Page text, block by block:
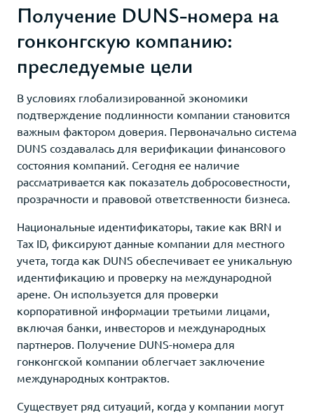
Получение DUNS-номера на
гонконгскую компанию:
преследуемые цели
В условиях глобализированной экономики
подтверждение подлинности компании становится
важным фактором доверия. Первоначально система
DUNS создавалась для верификации финансового
состояния компаний. Сегодня ее наличие
рассматривается как показатель добросовестности,
прозрачности и правовой ответственности бизнеса.
Национальные идентификаторы, такие как BRN и
Tax ID, фиксируют данные компании для местного
учета, тогда как DUNS обеспечивает ее уникальную
идентификацию и проверку на международной
арене. Он используется для проверки
корпоративной информации третьими лицами,
включая банки, инвесторов и международных
партнеров. Получение DUNS-номера для
гонконгской компании облегчает заключение
международных контрактов.
Существует ряд ситуаций, когда у компании могут